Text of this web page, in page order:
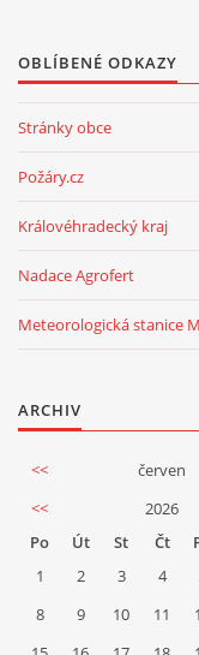
OBLÍBENÉ ODKAZY
Stránky obce
Požáry.cz
Královéhradecký kraj
Nadace Agrofert
Meteorologická stanice
ARCHIV
<< červen
<<
2026
Po
Út St Čt
1
2 3 4
8
9 10 11